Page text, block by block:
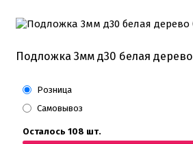
Подложка 3мм д30 белая
Розница
Самовывоз
Осталось 108 шт.